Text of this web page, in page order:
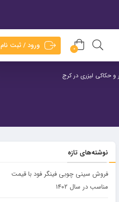
0 ورود / ثبت نام
و حکاکی لیزری در کرج
نوشته‌های تازه
فروش سینی چوبی فینگر فود با قیمت
مناسب در سال ۱۴۰۲